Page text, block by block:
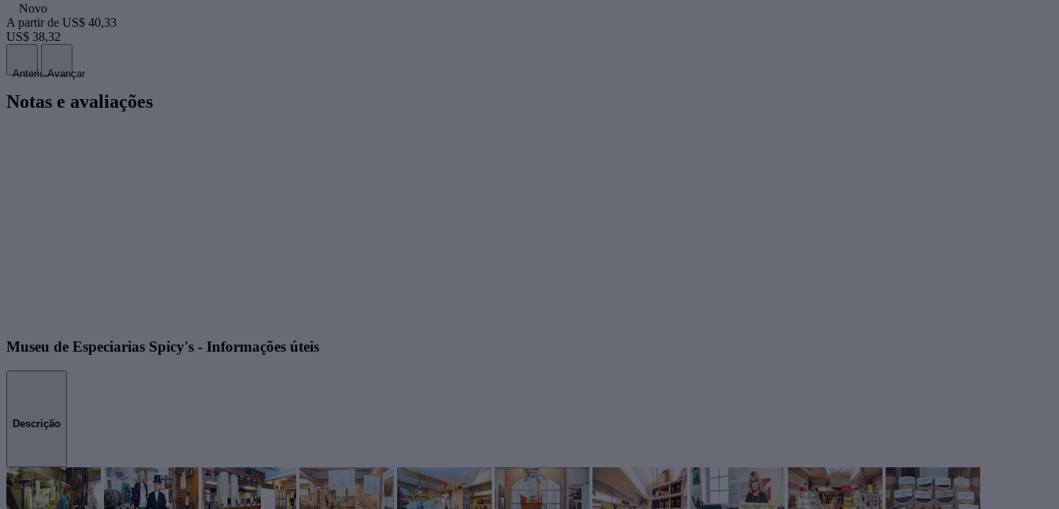
Novo
A partir de US$ 40,33
US$ 38,32
AnteriorAvançar
Notas e avaliações
Museu de Especiarias Spicy's - Informações úteis
Descrição